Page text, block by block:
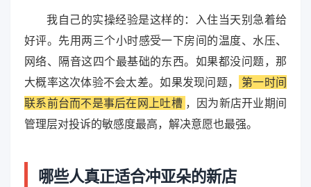
我自己的实操经验是这样的：入住当天别急着给
好评。先用两三个小时感受一下房间的温度、水压、
网络、隔音这四个最基础的东西。如果都没问题，那
大概率这次体验不会太差。如果发现问题，
第一时间
联系前台而不是事后在网上吐槽 ，因为新店开业期间
管理层对投诉的敏感度最高，解决意愿也最强。
哪些人真正适合冲亚朵的新店